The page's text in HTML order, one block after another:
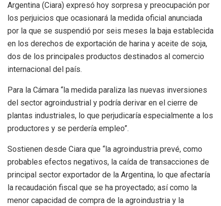
Argentina (Ciara) expresó hoy sorpresa y preocupación por
los perjuicios que ocasionará la medida oficial anunciada
por la que se suspendió por seis meses la baja establecida
en los derechos de exportación de harina y aceite de soja,
dos de los principales productos destinados al comercio
internacional del país.
Para la Cámara “la medida paraliza las nuevas inversiones
del sector agroindustrial y podría derivar en el cierre de
plantas industriales, lo que perjudicaría especialmente a los
productores y se perdería empleo”.
Sostienen desde Ciara que “la agroindustria prevé, como
probables efectos negativos, la caída de transacciones de
principal sector exportador de la Argentina, lo que afectaría
la recaudación fiscal que se ha proyectado; así como la
menor capacidad de compra de la agroindustria y la